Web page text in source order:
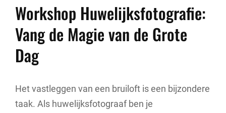
Workshop Huwelijksfotografie:
Vang de Magie van de Grote
Dag
Het vastleggen van een bruiloft is een bijzondere
taak. Als huwelijksfotograaf ben je